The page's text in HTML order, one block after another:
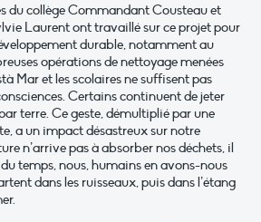
du collège Commandant Cousteau et
Laurent ont travaillé sur ce projet pour
durable, notamment au
opérations de nettoyage menées
Mar et les scolaires ne suffisent pas
Certains continuent de jeter
terre. Ce geste, démultiplié par une
a un impact désastreux sur notre
n’arrive pas à absorber nos déchets, il
temps, nous, humains en avons-nous
dans les ruisseaux, puis dans l’étang